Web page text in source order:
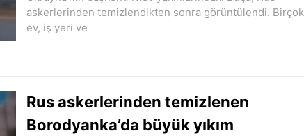
askerlerinden temizlendikten sonra görüntülendi. Birçok
ev, iş yeri ve
Rus askerlerinden temizlenen
Borodyanka’da büyük yıkım